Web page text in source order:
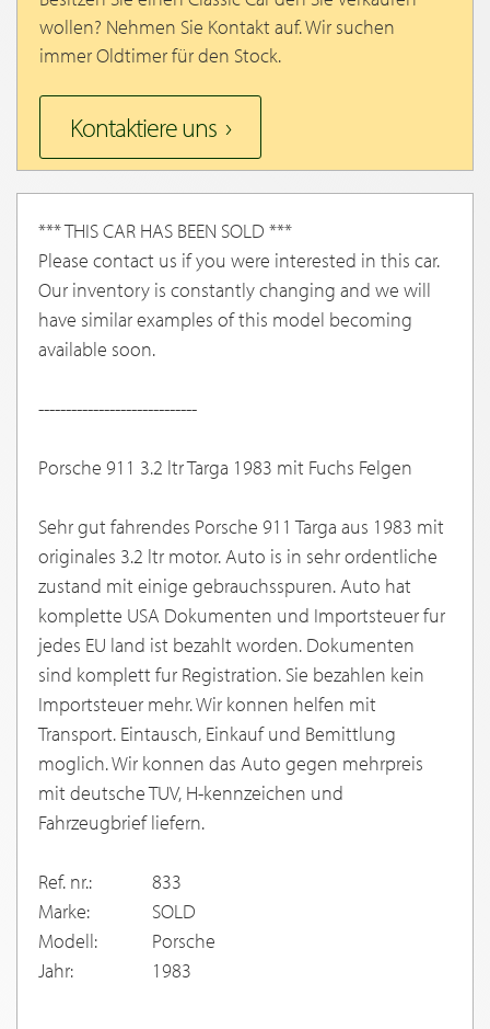
wollen? Nehmen Sie Kontakt auf. Wir suchen
immer Oldtimer für den Stock.
Kontaktiere uns
*** THIS CAR HAS BEEN SOLD ***
Please contact us if you were interested in this car.
Our inventory is constantly changing and we will
have similar examples of this model becoming
available soon.
-----------------------------
Porsche 911 3.2 ltr Targa 1983 mit Fuchs Felgen
Sehr gut fahrendes Porsche 911 Targa aus 1983 mit
originales 3.2 ltr motor. Auto is in sehr ordentliche
zustand mit einige gebrauchsspuren. Auto hat
komplette USA Dokumenten und Importsteuer fur
jedes EU land ist bezahlt worden. Dokumenten
sind komplett fur Registration. Sie bezahlen kein
Importsteuer mehr. Wir konnen helfen mit
Transport. Eintausch, Einkauf und Bemittlung
moglich. Wir konnen das Auto gegen mehrpreis
mit deutsche TUV, H-kennzeichen und
Fahrzeugbrief liefern.
Ref. nr.:
833
Marke:
SOLD
Modell:
Porsche
Jahr:
1983